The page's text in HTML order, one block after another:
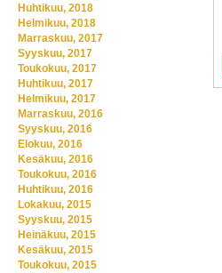
Huhtikuu, 2018
Helmikuu, 2018
Marraskuu, 2017
Syyskuu, 2017
Toukokuu, 2017
Huhtikuu, 2017
Helmikuu, 2017
Marraskuu, 2016
Syyskuu, 2016
Elokuu, 2016
Kesäkuu, 2016
Toukokuu, 2016
Huhtikuu, 2016
Lokakuu, 2015
Syyskuu, 2015
Heinäkuu, 2015
Kesäkuu, 2015
Toukokuu, 2015